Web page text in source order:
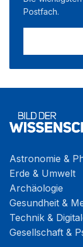
Postfach.
Astronomie &
Erde & Umwelt
Archäologie
Gesundheit &
Technik &
Gesellschaft &